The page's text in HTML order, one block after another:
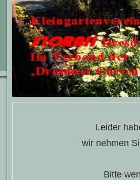
Leider
wir nehmen
Bitte